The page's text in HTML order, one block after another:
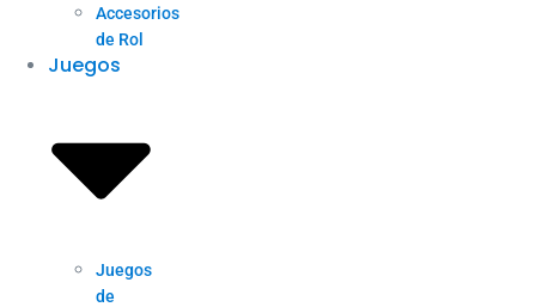
Accesorios
de Rol
Juegos
Juegos
de